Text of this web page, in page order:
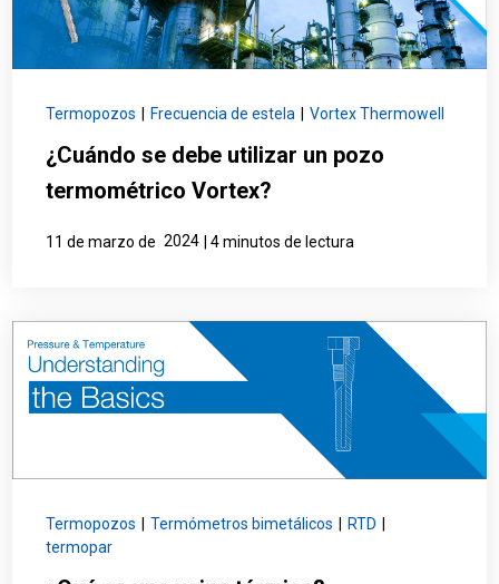
Termopozos Frecuencia de estela Vortex Thermowell
¿Cuándo se debe utilizar un pozo
termométrico Vortex?
11 de marzo de 2024 | 4 minutos de lectura
Termopozos Termómetros bimetálicos RTD
termopar